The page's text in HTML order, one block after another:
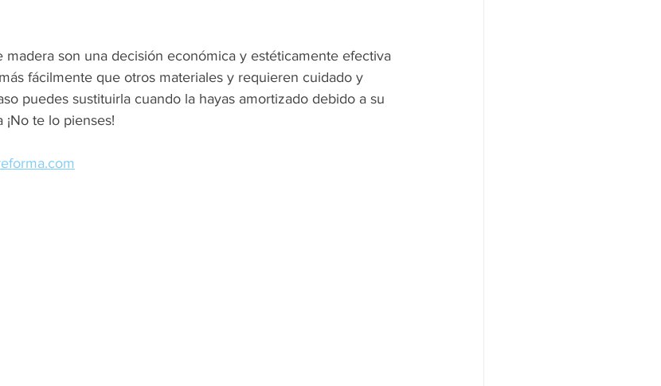
madera son una decisión económica y estéticamente efectiva
fácilmente que otros materiales y requieren cuidado y
puedes sustituirla cuando la hayas amortizado debido a su
¡No te lo pienses!